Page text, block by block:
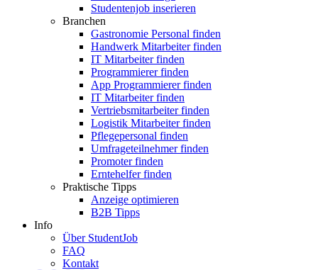
Studentenjob inserieren
Branchen
Gastronomie Personal finden
Handwerk Mitarbeiter finden
IT Mitarbeiter finden
Programmierer finden
App Programmierer finden
IT Mitarbeiter finden
Vertriebsmitarbeiter finden
Logistik Mitarbeiter finden
Pflegepersonal finden
Umfrageteilnehmer finden
Promoter finden
Erntehelfer finden
Praktische Tipps
Anzeige optimieren
B2B Tipps
Info
Über StudentJob
FAQ
Kontakt